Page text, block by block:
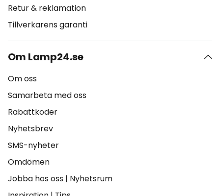
Retur & reklamation
Tillverkarens garanti
Om Lamp24.se
Om oss
Samarbeta med oss
Rabattkoder
Nyhetsbrev
SMS-nyheter
Omdömen
Jobba hos oss | Nyhetsrum